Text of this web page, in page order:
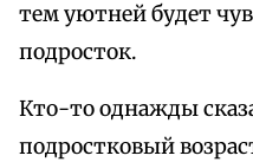
тем уютней будет
подросток.
Кто-то однажды
подростковый